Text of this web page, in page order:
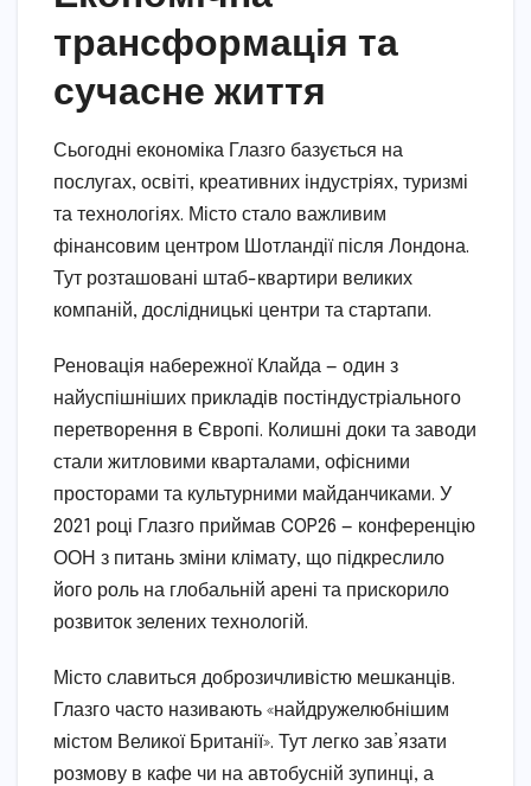
трансформація та
сучасне життя
Сьогодні економіка Глазго базується на
послугах, освіті, креативних індустріях, туризмі
та технологіях. Місто стало важливим
фінансовим центром Шотландії після Лондона.
Тут розташовані штаб-квартири великих
компаній, дослідницькі центри та стартапи.
Реновація набережної Клайда — один з
найуспішніших прикладів постіндустріального
перетворення в Європі. Колишні доки та заводи
стали житловими кварталами, офісними
просторами та культурними майданчиками. У
2021 році Глазго приймав COP26 — конференцію
ООН з питань зміни клімату, що підкреслило
його роль на глобальній арені та прискорило
розвиток зелених технологій.
Місто славиться доброзичливістю мешканців.
Глазго часто називають «найдружелюбнішим
містом Великої Британії». Тут легко зав’язати
розмову в кафе чи на автобусній зупинці, а